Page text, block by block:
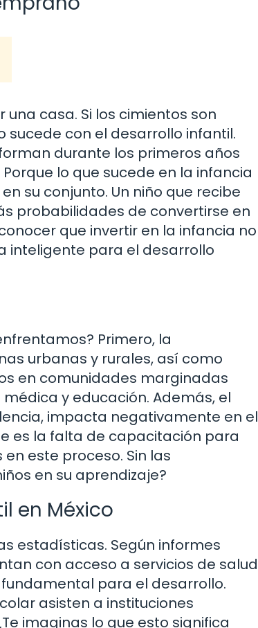
casa. Si los cimientos son
sucede con el desarrollo infantil.
durante los primeros años
lo que sucede en la infancia
su conjunto. Un niño que recibe
probabilidades de convertirse en
que invertir en la infancia no
inteligente para el desarrollo
Primero, la
urbanas y rurales, así como
en comunidades marginadas
y educación. Además, el
impacta negativamente en el
es la falta de capacitación para
este proceso. Sin las
en su aprendizaje?
en México
estadísticas. Según informes
con acceso a servicios de salud
para el desarrollo.
asisten a instituciones
imaginas lo que esto significa